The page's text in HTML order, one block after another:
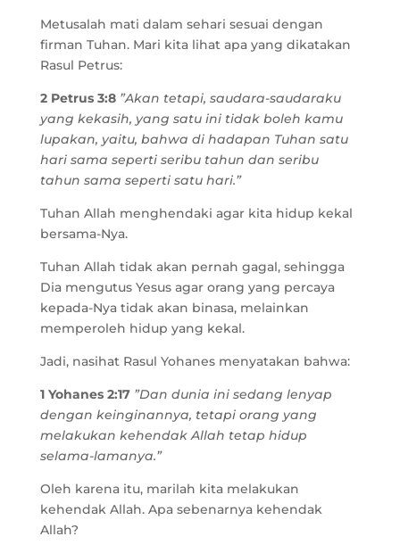
Metusalah mati dalam sehari sesuai dengan
firman Tuhan. Mari kita lihat apa yang dikatakan
Rasul Petrus:
2 Petrus 3:8 ”Akan tetapi, saudara-saudaraku
yang kekasih, yang satu ini tidak boleh kamu
lupakan, yaitu, bahwa di hadapan Tuhan satu
hari sama seperti seribu tahun dan seribu
tahun sama seperti satu hari.”
Tuhan Allah menghendaki agar kita hidup kekal
bersama-Nya.
Tuhan Allah tidak akan pernah gagal, sehingga
Dia mengutus Yesus agar orang yang percaya
kepada-Nya tidak akan binasa, melainkan
memperoleh hidup yang kekal.
Jadi, nasihat Rasul Yohanes menyatakan bahwa:
1 Yohanes 2:17 ”Dan dunia ini sedang lenyap
dengan keinginannya, tetapi orang yang
melakukan kehendak Allah tetap hidup
selama-lamanya.”
Oleh karena itu, marilah kita melakukan
kehendak Allah. Apa sebenarnya kehendak
Allah?